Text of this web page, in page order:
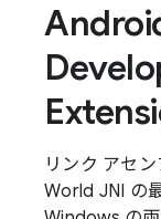
リンク アセ
World JNI の